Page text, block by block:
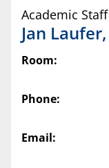
Academic Staff
Jan Laufer,
Room:
Phone:
Email: